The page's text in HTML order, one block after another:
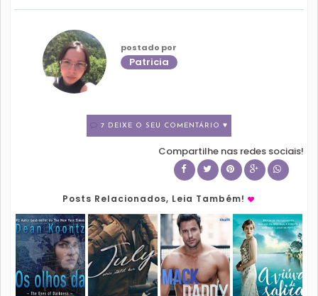
postado por
Patricia
7 DEIXE O SEU COMENTÁRIO ♥
Compartilhe nas redes sociais!
Posts Relacionados, Leia Também!